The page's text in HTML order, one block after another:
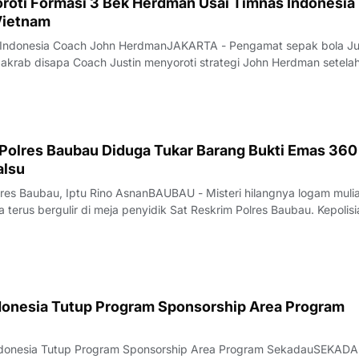
Coach John HerdmanJAKARTA - Pengamat sepak bola
disapa Coach Justin menyoroti strategi John Herdman
kekalahan telak 0-3 dari Vietnam pada lanjutan Grup A
Baubau Diduga Tukar Barang Bukti Emas 360
Baubau, Iptu Rino AsnanBAUBAU - Misteri hilangnya logam
terus bergulir di meja penyidik Sat Reskrim Polres Baubau.
terang pelaku.Sebanyak enam oknum polisi Satuan Reserse
Tutup Program Sponsorship Area Program
Tutup Program Sponsorship Area Program